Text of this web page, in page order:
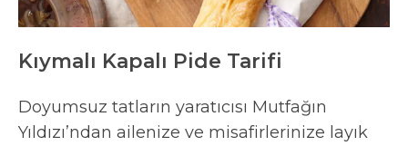
Kıymalı Kapalı Pide Tarifi
Doyumsuz tatların yaratıcısı Mutfağın
Yıldızı’ndan ailenize ve misafirlerinize layık